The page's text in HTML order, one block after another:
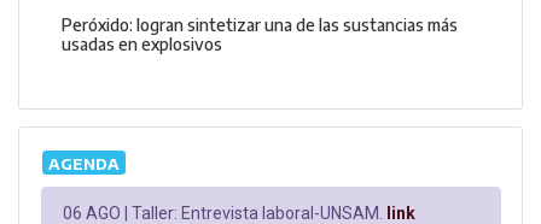
Peróxido: logran sintetizar una de las sustancias más
usadas en explosivos
AGENDA
06 AGO | Taller: Entrevista laboral-UNSAM. link